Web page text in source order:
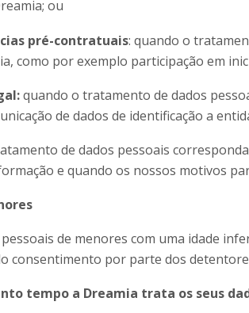
ou
pré-contratuais: quando o
como por exemplo participação em
quando o tratamento de dados
de dados de identificação a
de dados pessoais
e quando os nossos motivos
de menores com uma idade
consentimento por parte dos
tempo a Dreamia trata os seus